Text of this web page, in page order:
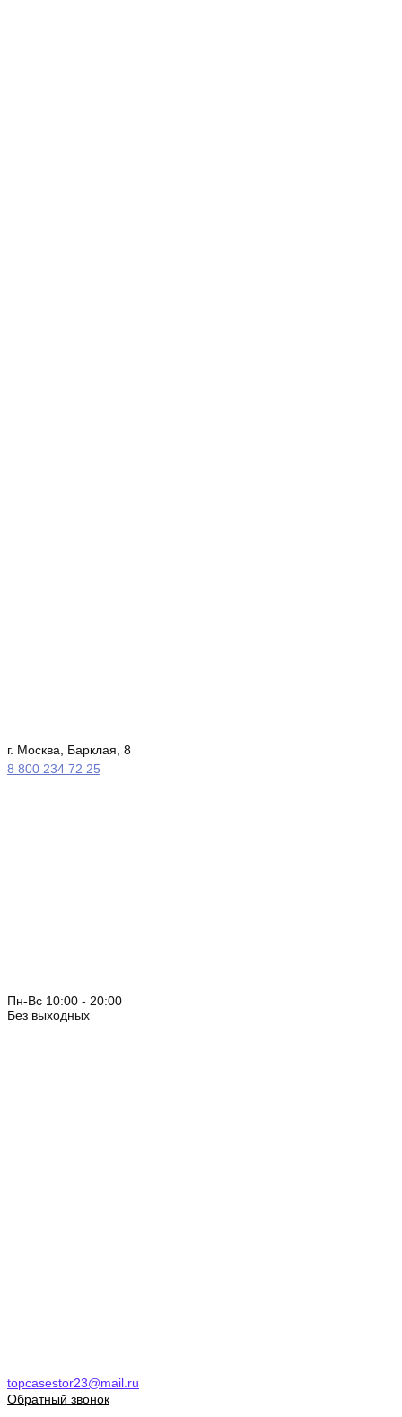
г. Москва, Барклая, 8
8 800 234 72 25
Пн-Вс 10:00 - 20:00
Без выходных
topcasestor23@mail.ru
Обратный звонок